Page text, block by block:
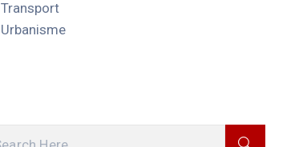
Transport
Urbanisme